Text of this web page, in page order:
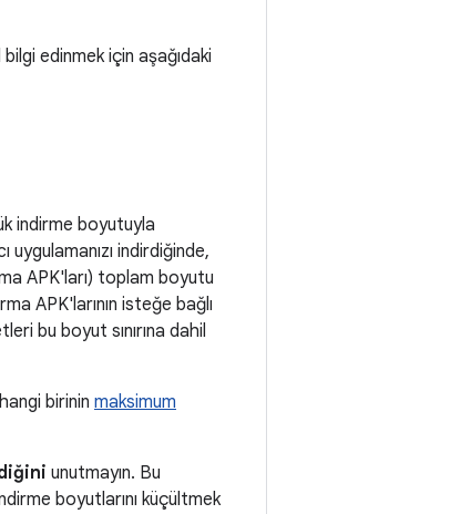
bilgi edinmek için aşağıdaki
indirme boyutuyla
uygulamanızı indirdiğinde,
APK'ları) toplam boyutu
APK'larının isteğe bağlı
bu boyut sınırına dahil
birinin maksimum
unutmayın. Bu
boyutlarını küçültmek